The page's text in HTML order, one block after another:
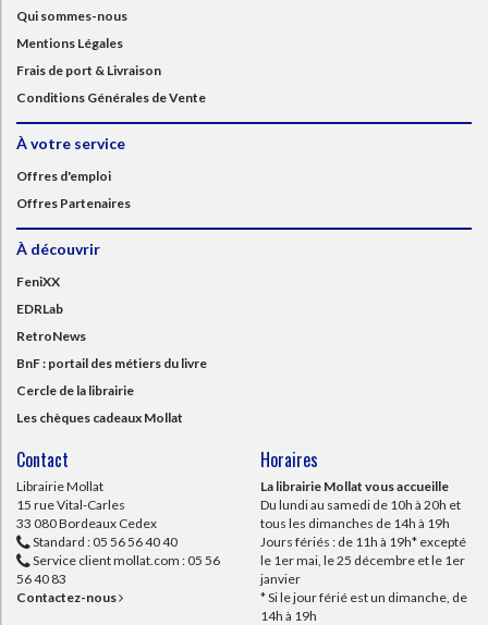
Qui sommes-nous
Mentions Légales
Frais de port & Livraison
Conditions Générales de Vente
À votre service
Offres d'emploi
Offres Partenaires
À découvrir
FeniXX
EDRLab
RetroNews
BnF : portail des métiers du livre
Cercle de la librairie
Les chèques cadeaux Mollat
Contact
Librairie Mollat
15 rue Vital-Carles
33 080 Bordeaux Cedex
Standard : 05 56 56 40 40
Service client mollat.com : 05 56
56 40 83
Contactez-nous
Horaires
La librairie Mollat vous accueille
Du lundi au samedi de 10h à 20h et
tous les dimanches de 14h à 19h
Jours fériés : de 11h à 19h* excepté
le 1er mai, le 25 décembre et le 1er
janvier
* Si le jour férié est un dimanche, de
14h à 19h